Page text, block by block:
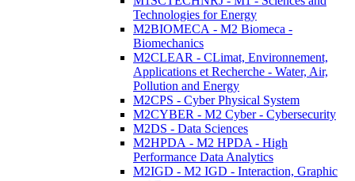
Technologies for Energy
M2BIOMECA - M2 Biomeca -
Biomechanics
M2CLEAR - CLimat, Environnement,
Applications et Recherche - Water, Air,
Pollution and Energy
M2CPS - Cyber Physical System
M2CYBER - M2 Cyber - Cybersecurity
M2DS - Data Sciences
M2HPDA - M2 HPDA - High
Performance Data Analytics
M2IGD - M2 IGD - Interaction, Graphic